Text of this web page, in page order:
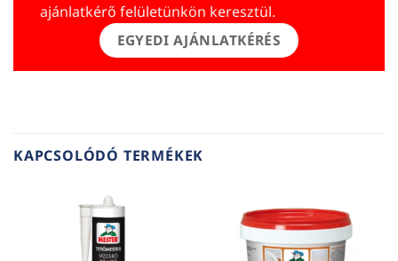
ajánlatkérő felületünkön keresztül.
EGYEDI AJÁNLATKÉRÉS
KAPCSOLÓDÓ TERMÉKEK